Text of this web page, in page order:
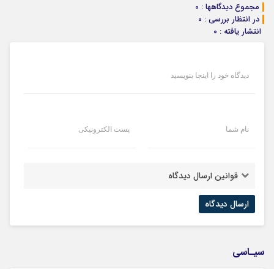
مجموع دیدگاهها : 0
در انتظار بررسی : 0
انتشار یافته : ۰
دیدگاه خود را اینجا بنویسید
نام شما پست الکترونیکی
قوانین ارسال دیدگاه
سیـاسی